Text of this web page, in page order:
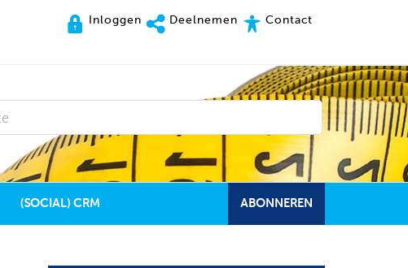
Inloggen Deelnemen Contact
(SOCIAL) CRM ABONNEREN